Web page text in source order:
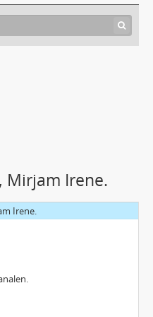
Mirjam Irene.
Irene.